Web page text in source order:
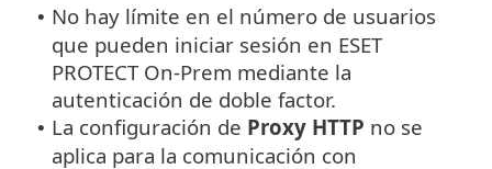
• No hay límite en el número de usuarios
que pueden iniciar sesión en ESET
PROTECT On-Prem mediante la
autenticación de doble factor.
• La configuración de Proxy HTTP no se
aplica para la comunicación con